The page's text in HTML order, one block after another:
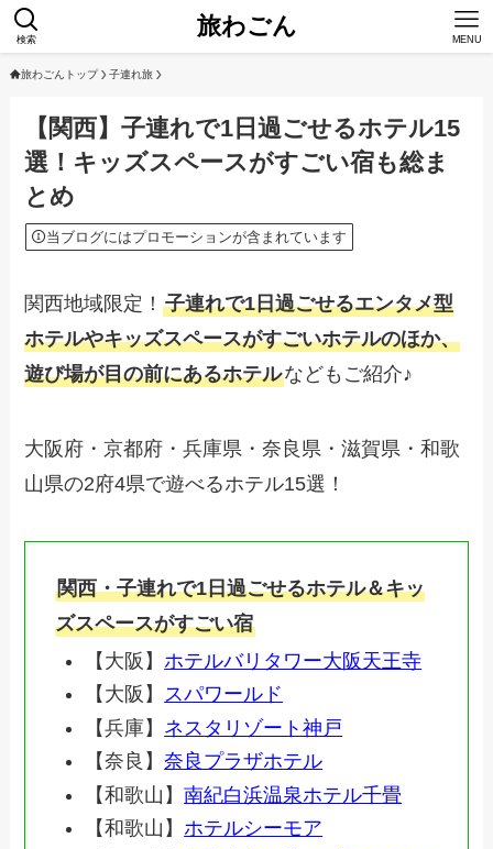
旅わごん
検索 MENU
旅わごんトップ 子連れ旅
【関西】子連れで1日過ごせるホテル15
選！キッズスペースがすごい宿も総ま
とめ
当ブログにはプロモーションが含まれています
関西地域限定！子連れで1日過ごせるエンタメ型
ホテルやキッズスペースがすごいホテルのほか、
遊び場が目の前にあるホテルなどもご紹介♪
大阪府・京都府・兵庫県・奈良県・滋賀県・和歌
山県の2府4県で遊べるホテル15選！
関西・子連れで1日過ごせるホテル＆キッ
ズスペースがすごい宿
【大阪】 ホテルバリタワー大阪天王寺
【大阪】 スパワールド
【兵庫】 ネスタリゾート神戸
【奈良】奈良プラザホテル
【和歌山】南紀白浜温泉ホテル千畳
【和歌山】ホテルシーモア